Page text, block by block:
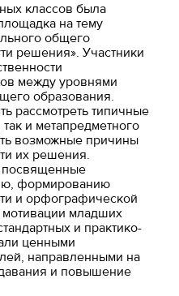
классов была
на тему
общего
решения». Участники
между уровнями
образования.
рассмотреть типичные
и метапредметного
возможные причины
их решения.
посвященные
формированию
и орфографической
мотивации младших
и практико-
ценными
направленными на
и повышение